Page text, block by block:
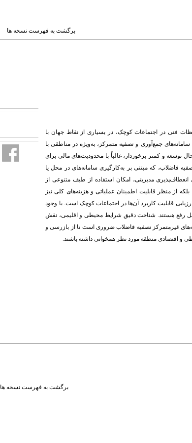
برگشت به فهرست نسخه ها
فنی در اجتماعات کوچک، در بسیاری از نقاط جهان با
جمع‌آوری و تصفیه متمرکز، به‌ویژه در مناطقی با
توسعه و کمتر برخوردار، غالباً با محدودیت‌های مالی برای
فاضلاب، که مبتنی بر به‌کارگیری سامانه‌های در محل یا
مدیریتی، امکان استفاده از طیف متنوعی از
از منظر قابلیت اطمینان عملیاتی و هزینه‌های کلی نیز
قابلیت کاربرد آن‌ها در اجتماعات کوچک است. با وجود
رفع هستند. شناخت دقیق شرایط محیطی و اقلیمی، نقش
غیرمتمرکز تصفیه فاضلاب ضروری است تا از بازرسی و
و اقتصادی منطقه مورد نظر همخوانی داشته باشند.
برگشت به فهرست نسخه ها